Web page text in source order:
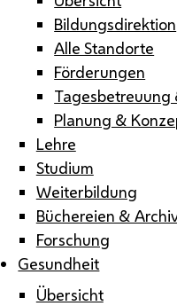
Bildungsdirektion
Alle Standorte
Förderungen
Tagesbetreuung
Planung &
Lehre
Studium
Weiterbildung
Büchereien &
Forschung
Gesundheit
Übersicht